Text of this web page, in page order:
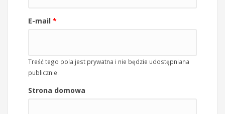
E-mail *
Treść tego pola jest prywatna i nie będzie udostępniana
publicznie.
Strona domowa